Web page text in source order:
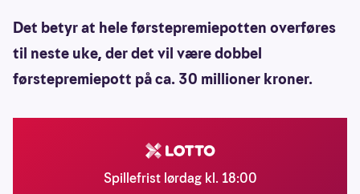
Det betyr at hele førstepremiepotten overføres
til neste uke, der det vil være dobbel
førstepremiepott på ca. 30 millioner kroner.
Spillefrist lørdag kl. 18:00